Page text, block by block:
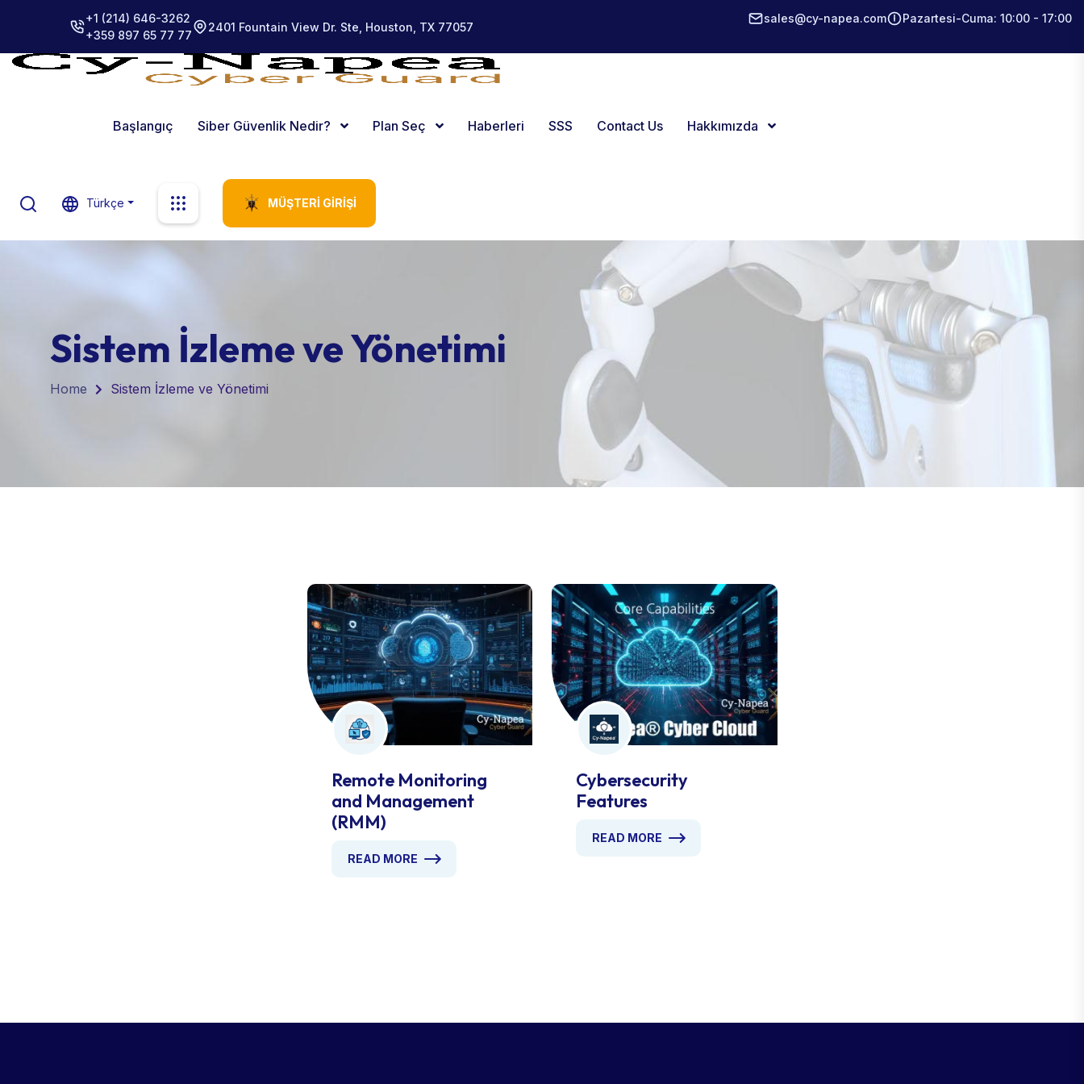
+1 (214) 646-3262
+359 897 65 77 77
2401 Fountain View Dr. Ste, Houston, TX 77057
sales@cy-napea.com Pazartesi-Cuma: 10:00 - 17:00
Başlangıç Siber Güvenlik Nedir? Plan Seç Haberleri SSS Contact Us Hakkımızda
Türkçe MÜŞTERI GIRIŞI
Sistem İzleme ve Yönetimi
Home Sistem İzleme ve Yönetimi
Remote Monitoring
and Management
(RMM)
READ MORE
Cybersecurity
Features
READ MORE